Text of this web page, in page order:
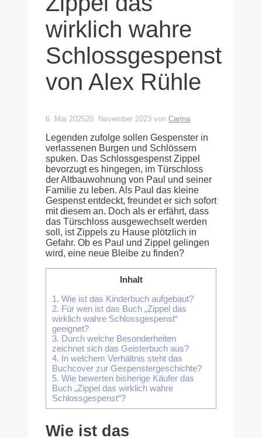
wirklich wahre
Schlossgespenst
von Alex Rühle
6. Mai 202520. November 2023 von Carina
Legenden zufolge sollen Gespenster in
verlassenen Burgen und Schlössern
spuken. Das Schlossgespenst Zippel
bevorzugt es hingegen, im Türschloss
der Altbauwohnung von Paul und seiner
Familie zu leben. Als Paul das kleine
Gespenst entdeckt, freundet er sich sofort
mit diesem an. Doch als er erfährt, dass
das Türschloss ausgewechselt werden
soll, ist Zippels zu Hause plötzlich in
Gefahr. Ob es Paul und Zippel gelingen
wird, eine neue Bleibe zu finden?
Inhalt
1. Wie ist das Kinderbuch aufgebaut?
2. Für wen ist das Buch „Zippel das
wirklich wahre Schlossgespenst“
geeignet?
3. Durch welche Besonderheiten
zeichnet sich das Geisterbuch aus?
4. In welchem Verhältnis steht das
Buchcover zur Gespenstergeschichte?
5. Wie bewerten bisherige Käufer das
Buch „Zippel das wirklich wahre
Schlossgespenst“?
Wie ist das